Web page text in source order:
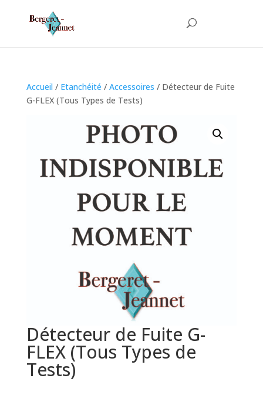
Accueil / Etanchéité / Accessoires / Détecteur de Fuite
G-FLEX (Tous Types de Tests)
Détecteur de Fuite G-
FLEX (Tous Types de
Tests)